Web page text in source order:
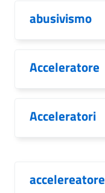
abusivismo
Acceleratore
Acceleratori
accelereatore